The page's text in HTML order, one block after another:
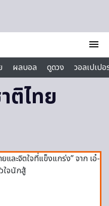
menu
ผลบอล ดูดวง
วอลเปเป
ติไทย